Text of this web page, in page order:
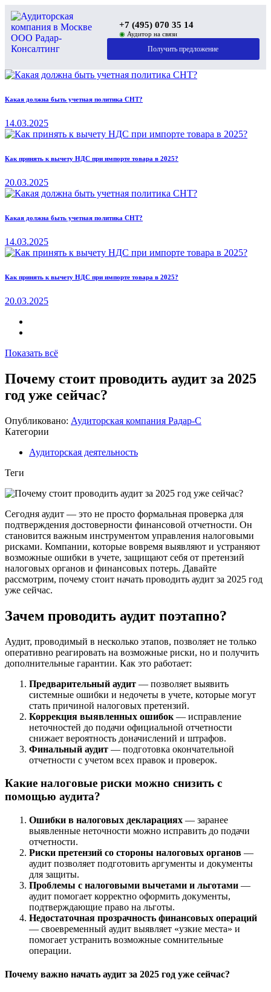
+7 (495) 070 35 14
◉ Аудитор на связи
Получить предложение
Какая должна быть учетная политика СНТ?
14.03.2025
Как принять к вычету НДС при импорте товара в 2025?
20.03.2025
Какая должна быть учетная политика СНТ?
14.03.2025
Как принять к вычету НДС при импорте товара в 2025?
20.03.2025
Показать всё
Почему стоит проводить аудит за 2025
год уже сейчас?
Опубликовано: Аудиторская компания Радар-С
Категории
Аудиторская деятельность
Теги
Сегодня аудит — это не просто формальная проверка для
подтверждения достоверности финансовой отчетности. Он
становится важным инструментом управления налоговыми
рисками. Компании, которые вовремя выявляют и устраняют
возможные ошибки в учете, защищают себя от претензий
налоговых органов и финансовых потерь. Давайте
рассмотрим, почему стоит начать проводить аудит за 2025 год
уже сейчас.
Зачем проводить аудит поэтапно?
Аудит, проводимый в несколько этапов, позволяет не только
оперативно реагировать на возможные риски, но и получить
дополнительные гарантии. Как это работает:
Предварительный аудит — позволяет выявить
системные ошибки и недочеты в учете, которые могут
стать причиной налоговых претензий.
Коррекция выявленных ошибок — исправление
неточностей до подачи официальной отчетности
снижает вероятность доначислений и штрафов.
Финальный аудит — подготовка окончательной
отчетности с учетом всех правок и проверок.
Какие налоговые риски можно снизить с
помощью аудита?
Ошибки в налоговых декларациях — заранее
выявленные неточности можно исправить до подачи
отчетности.
Риски претензий со стороны налоговых органов —
аудит позволяет подготовить аргументы и документы
для защиты.
Проблемы с налоговыми вычетами и льготами —
аудит помогает корректно оформить документы,
подтверждающие право на льготы.
Недостаточная прозрачность финансовых операций
— своевременный аудит выявляет «узкие места» и
помогает устранить возможные сомнительные
операции.
Почему важно начать аудит за 2025 год уже сейчас?